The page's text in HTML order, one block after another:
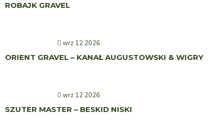
ROBAJK GRAVEL
wrz 12 2026
ORIENT GRAVEL – KANAŁ AUGUSTOWSKI & WIGRY
wrz 12 2026
SZUTER MASTER – BESKID NISKI